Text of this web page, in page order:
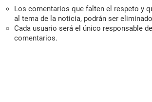
Los comentarios que falten el respeto y
al tema de la noticia, podrán ser
Cada usuario será el único responsable
comentarios.